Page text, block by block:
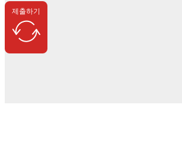
제출하기